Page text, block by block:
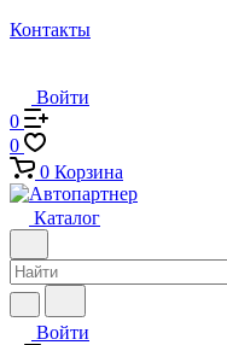
Контакты
Войти
0
0
0 Корзина
Каталог
Войти